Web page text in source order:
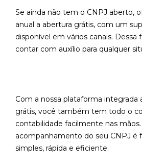
Se ainda não tem o CNPJ aberto,
anual a abertura grátis, com um
disponível em vários canais. Dessa
contar com auxílio para qualquer
Com a nossa plataforma integrada
grátis, você também tem todo o
contabilidade facilmente nas
acompanhamento do seu CNPJ é
simples, rápida e eficiente.